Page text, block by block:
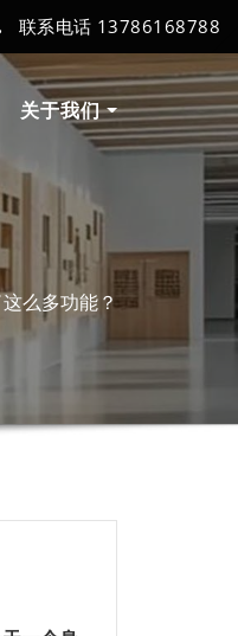
联系电话 13786168788
关于我们
么多功能？